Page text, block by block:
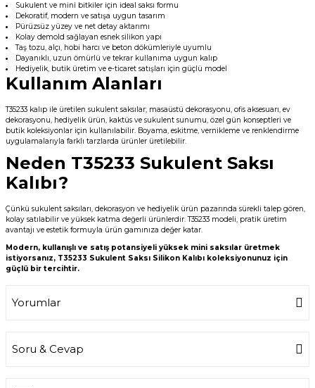
Sukulent ve mini bitkiler için ideal saksı formu
Dekoratif, modern ve satışa uygun tasarım
Pürüzsüz yüzey ve net detay aktarımı
Kolay demold sağlayan esnek silikon yapı
Taş tozu, alçı, hobi harcı ve beton dökümleriyle uyumlu
Dayanıklı, uzun ömürlü ve tekrar kullanıma uygun kalıp
Hediyelik, butik üretim ve e-ticaret satışları için güçlü model
Kullanım Alanları
T35233 kalıp ile üretilen sukulent saksılar; masaüstü dekorasyonu, ofis aksesuarı, ev
dekorasyonu, hediyelik ürün, kaktüs ve sukulent sunumu, özel gün konseptleri ve
butik koleksiyonlar için kullanılabilir. Boyama, eskitme, vernikleme ve renklendirme
uygulamalarıyla farklı tarzlarda ürünler üretilebilir.
Neden T35233 Sukulent Saksı
Kalıbı?
Çünkü sukulent saksıları, dekorasyon ve hediyelik ürün pazarında sürekli talep gören,
kolay satılabilir ve yüksek katma değerli ürünlerdir. T35233 modeli, pratik üretim
avantajı ve estetik formuyla ürün gamınıza değer katar.
Modern, kullanışlı ve satış potansiyeli yüksek mini saksılar üretmek
istiyorsanız, T35233 Sukulent Saksı Silikon Kalıbı koleksiyonunuz için
güçlü bir tercihtir.
Yorumlar
Soru & Cevap